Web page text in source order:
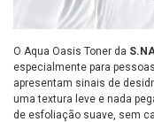
O Aqua Oasis Toner da
especialmente para
apresentam sinais de
uma textura leve e nada
de esfoliação suave, sem